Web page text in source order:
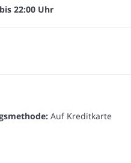
22:00 Uhr
Auf Kreditkarte